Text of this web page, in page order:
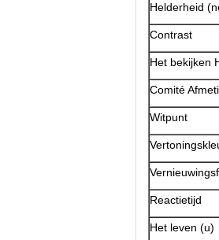
Helderheid
Contrast
Het bekijken
Comité
Witpunt
Reactietijd
Het leven (u)